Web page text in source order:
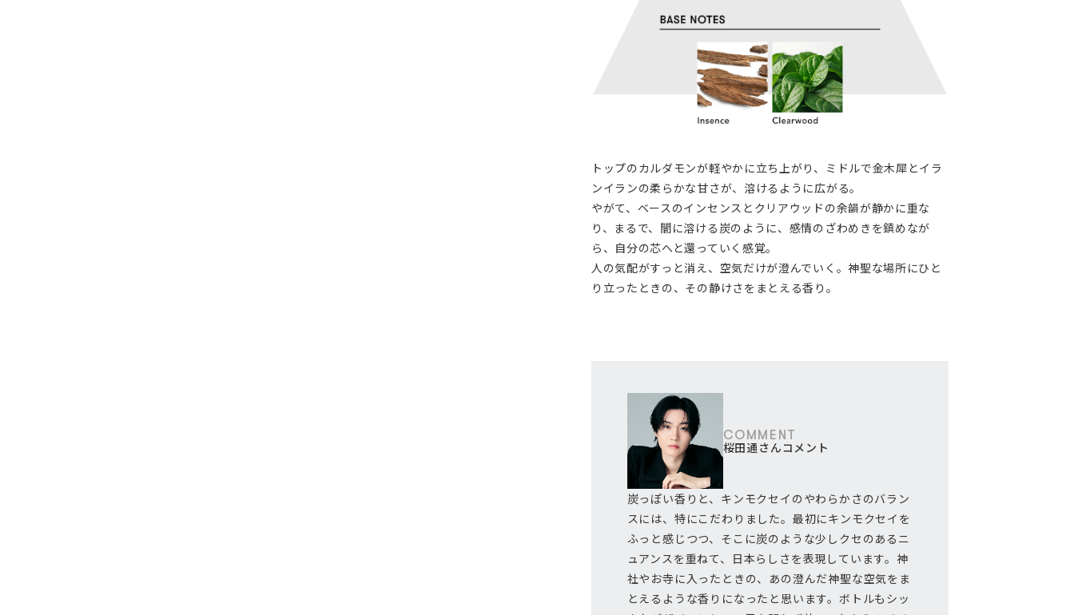
トップのカルダモンが軽やかに立ち上がり、ミドルで金木犀とイラ
ンイランの柔らかな甘さが、溶けるように広がる。
やがて、ベースのインセンスとクリアウッドの余韻が静かに重な
り、まるで、闇に溶ける炭のように、感情のざわめきを鎮めなが
ら、自分の芯へと還っていく感覚。
人の気配がすっと消え、空気だけが澄んでいく。神聖な場所にひと
り立ったときの、その静けさをまとえる香り。
COMMENT
桜田通さんコメント
炭っぽい香りと、キンモクセイのやわらかさのバラン
スには、特にこだわりました。最初にキンモクセイを
ふっと感じつつ、そこに炭のような少しクセのあるニ
ュアンスを重ねて、日本らしさを表現しています。神
社やお寺に入ったときの、あの澄んだ神聖な空気をま
とえるような香りになったと思います。ボトルもシッ